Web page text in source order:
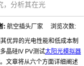
，分析其在光
: 航空插头厂家 浏览次数:
优异的光电性能和低成本制
晶硅IV PV测试太阳光模拟器
文章将从六个方面详细阐述